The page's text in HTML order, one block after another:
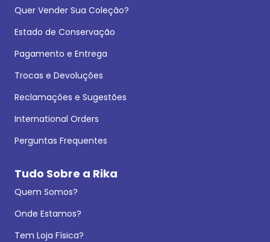
Quer Vender Sua Coleção?
Estado de Conservação
Pagamento e Entrega
Trocas e Devoluções
Reclamações e Sugestões
International Orders
Perguntas Frequentes
Tudo Sobre a Rika
Quem Somos?
Onde Estamos?
Tem Loja Física?